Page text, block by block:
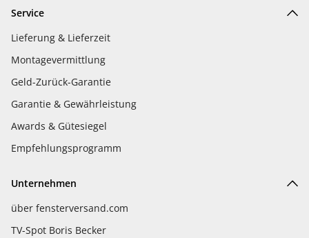
Service
Lieferung & Lieferzeit
Montagevermittlung
Geld-Zurück-Garantie
Garantie & Gewährleistung
Awards & Gütesiegel
Empfehlungsprogramm
Unternehmen
über fensterversand.com
TV-Spot Boris Becker